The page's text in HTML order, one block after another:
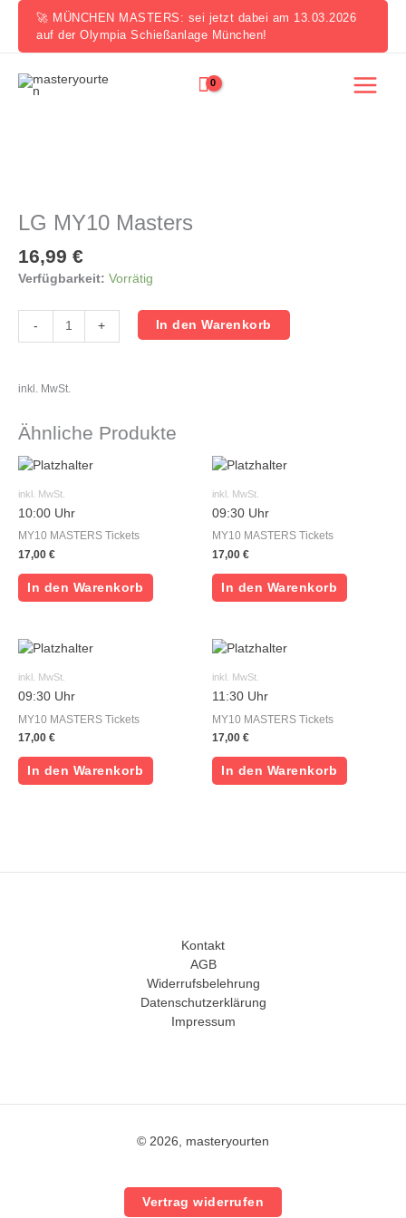
springen
🚀 MÜNCHEN MASTERS: sei jetzt dabei am 13.03.2026
auf der Olympia Schießanlage München!
LG MY10 Masters
16,99 €
Verfügbarkeit: Vorrätig
-
Masters
Menge
+ In den Warenkorb
inkl. MwSt.
Ähnliche Produkte
inkl. MwSt.
10:00 Uhr
MY10 MASTERS Tickets
17,00 €
In den Warenkorb
inkl. MwSt.
09:30 Uhr
MY10 MASTERS Tickets
17,00 €
In den Warenkorb
inkl. MwSt.
09:30 Uhr
MY10 MASTERS Tickets
17,00 €
In den Warenkorb
inkl. MwSt.
11:30 Uhr
MY10 MASTERS Tickets
17,00 €
In den Warenkorb
Kontakt
AGB
Widerrufsbelehrung
Datenschutzerklärung
Impressum
© 2026, masteryourten
Vertrag widerrufen